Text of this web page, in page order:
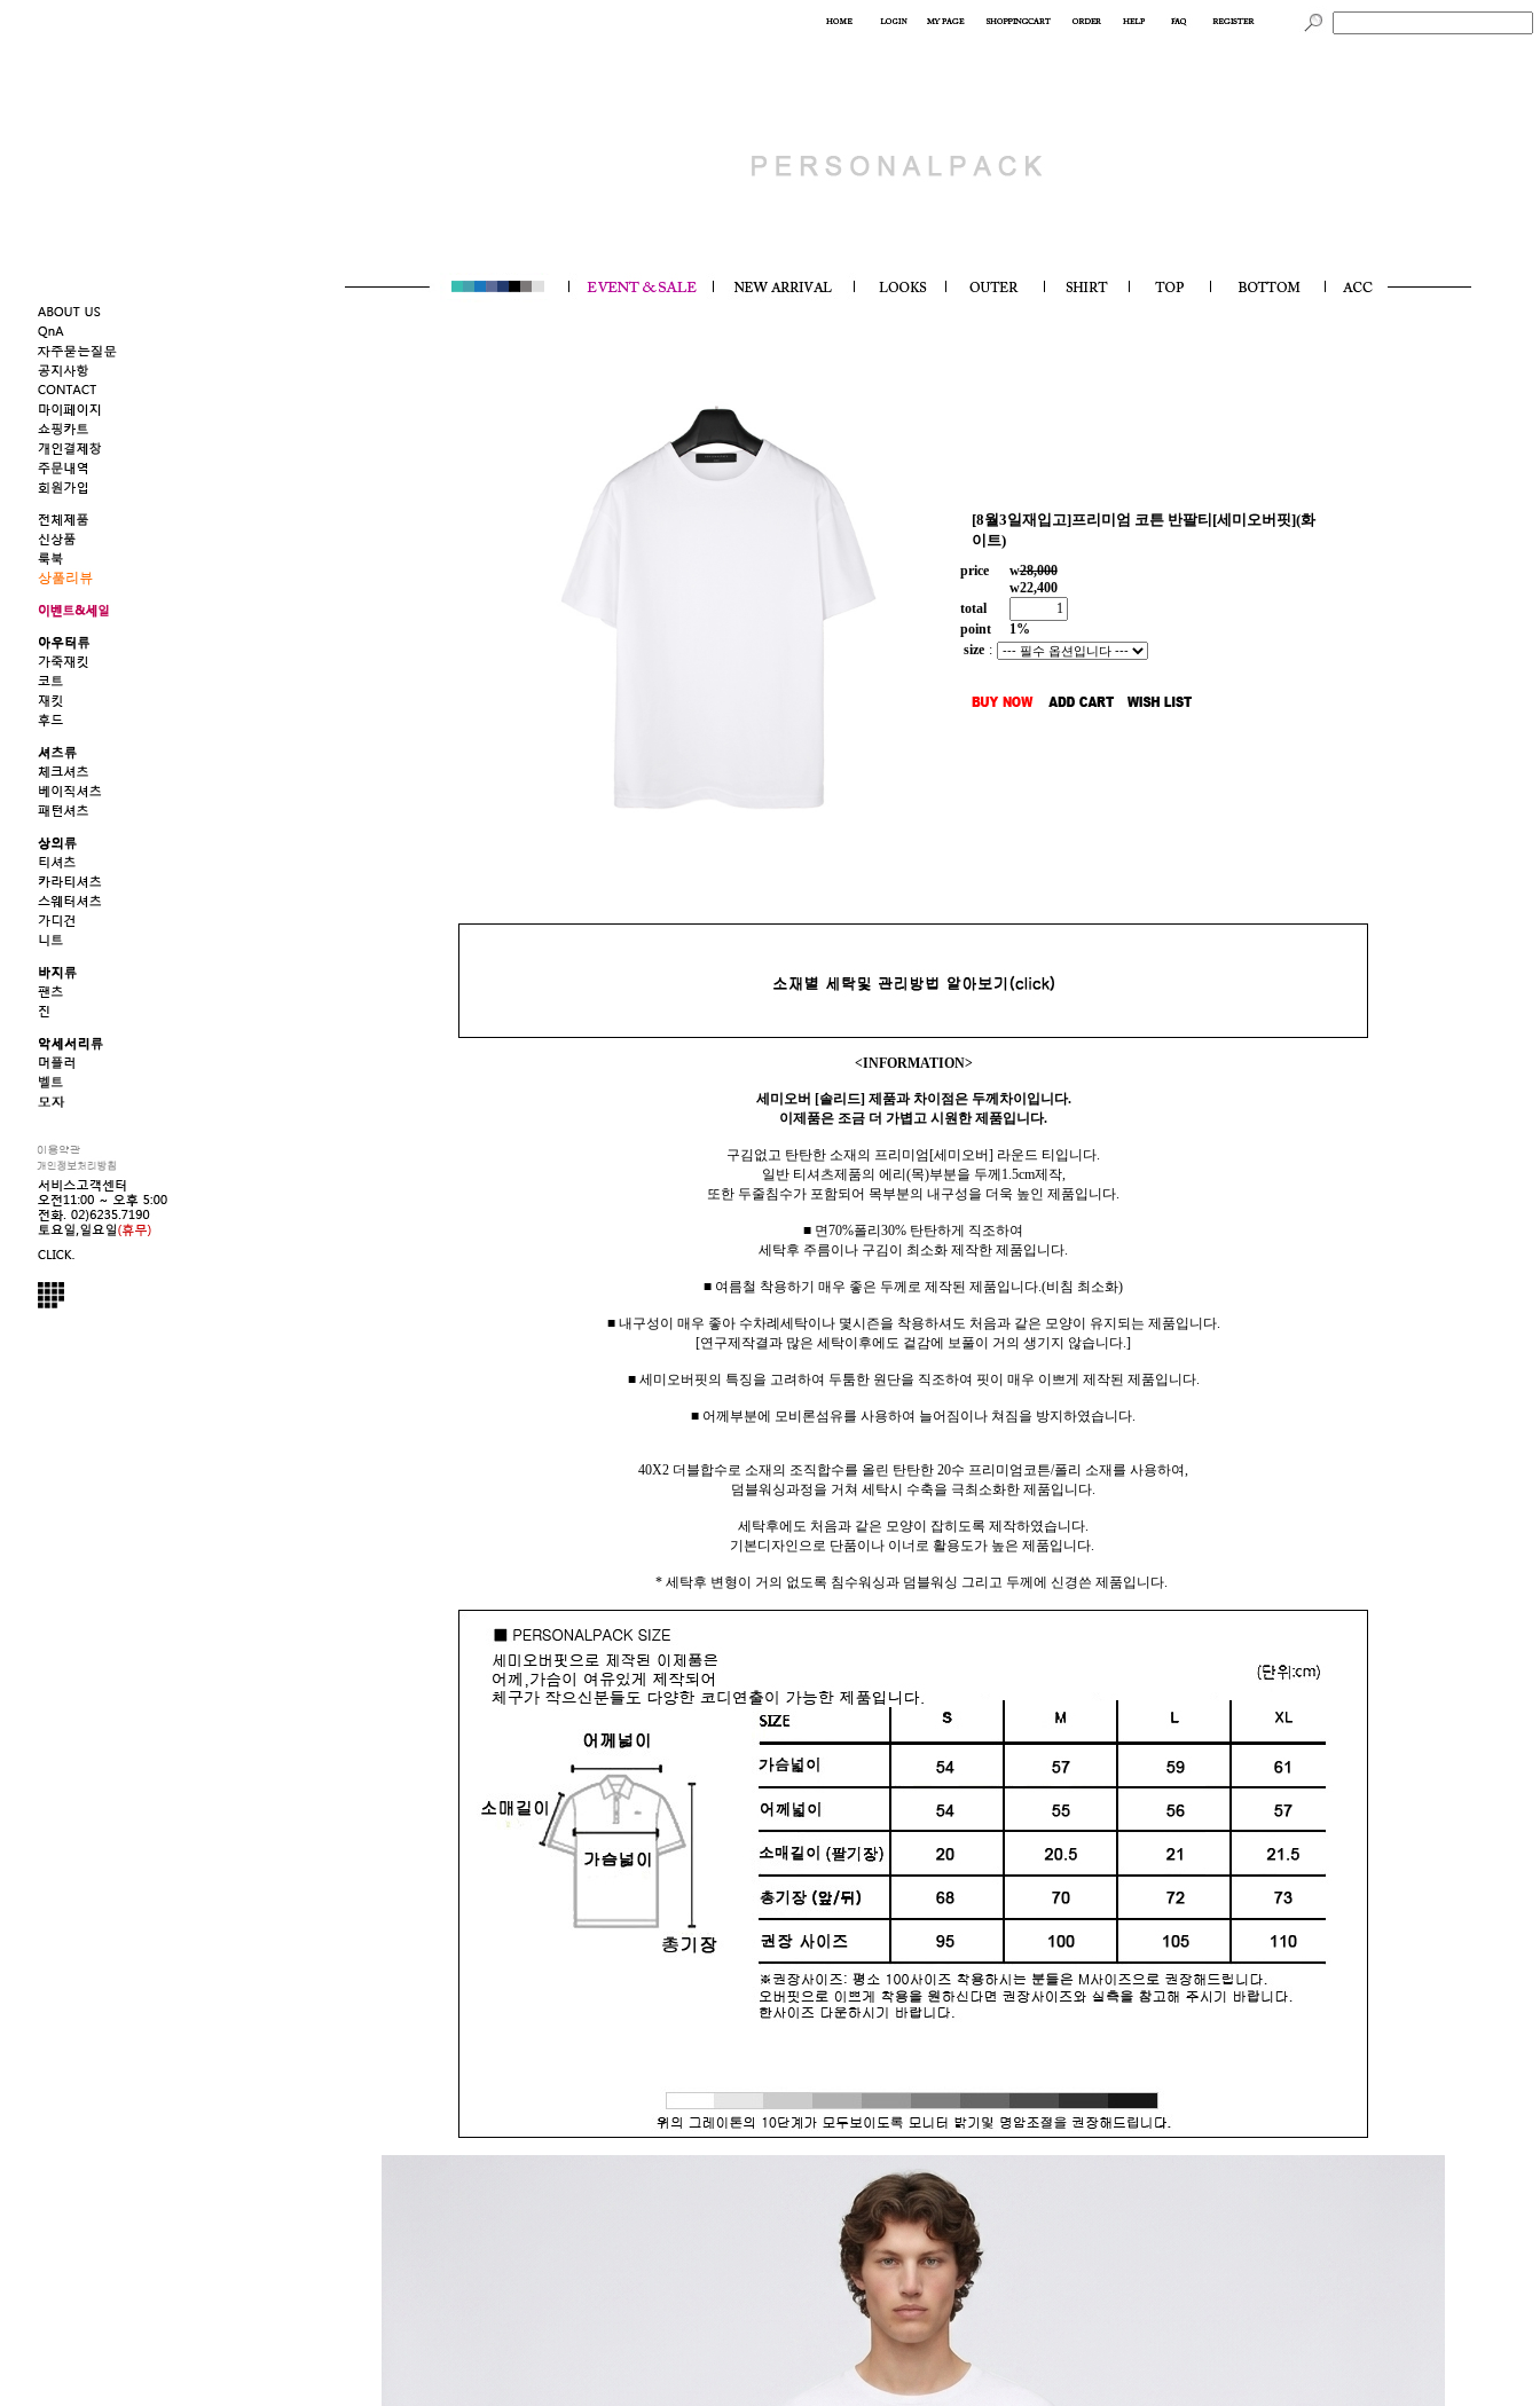
[8월3일재입고]프리미엄 코튼 반팔티[세미오버핏](화
이트)
price w28,000
w22,400
total
point
1%
size :
<INFORMATION>
세미오버 [솔리드] 제품과 차이점은 두께차이입니다.
이제품은 조금 더 가볍고 시원한 제품입니다.
구김없고 탄탄한 소재의 프리미엄[세미오버] 라운드 티입니다.
일반 티셔츠제품의 에리(목)부분을 두께1.5cm제작,
또한 두줄침수가 포함되어 목부분의 내구성을 더욱 높인 제품입니다.
■ 면70%폴리30% 탄탄하게 직조하여
세탁후 주름이나 구김이 최소화 제작한 제품입니다.
■ 여름철 착용하기 매우 좋은 두께로 제작된 제품입니다.(비침 최소화)
■ 내구성이 매우 좋아 수차례세탁이나 몇시즌을 착용하셔도 처음과 같은 모양이 유지되는 제품입니다.
[연구제작결과 많은 세탁이후에도 겉감에 보풀이 거의 생기지 않습니다.]
■ 세미오버핏의 특징을 고려하여 두툼한 원단을 직조하여 핏이 매우 이쁘게 제작된 제품입니다.
■ 어께부분에 모비론섬유를 사용하여 늘어짐이나 쳐짐을 방지하였습니다.
40X2 더블합수로 소재의 조직합수를 올린 탄탄한 20수 프리미엄코튼/폴리 소재를 사용하여,
덤블워싱과정을 거쳐 세탁시 수축을 극최소화한 제품입니다.
세탁후에도 처음과 같은 모양이 잡히도록 제작하였습니다.
기본디자인으로 단품이나 이너로 활용도가 높은 제품입니다.
* 세탁후 변형이 거의 없도록 침수워싱과 덤블워싱 그리고 두께에 신경쓴 제품입니다.